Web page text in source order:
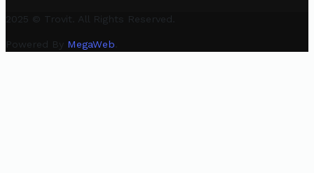
2025 © Trovit. All Rights Reserved.
Powered By MegaWeb